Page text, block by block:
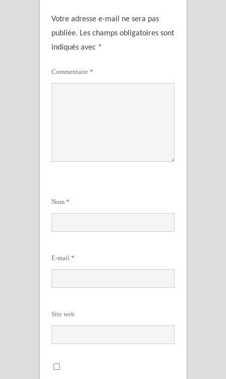
Votre adresse e-mail ne sera pas
publiée. Les champs obligatoires sont
indiqués avec *
Commentaire *
Nom *
E-mail *
Site web